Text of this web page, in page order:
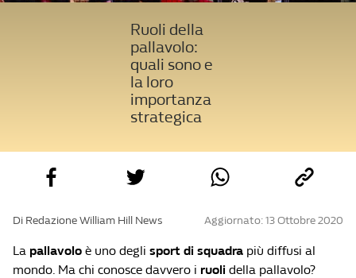
Ruoli della
pallavolo:
quali sono e
la loro
importanza
strategica
Di Redazione William Hill News Aggiornato: 13 Ottobre 2020
La pallavolo è uno degli sport di squadra più diffusi al
mondo. Ma chi conosce davvero i ruoli della pallavolo?